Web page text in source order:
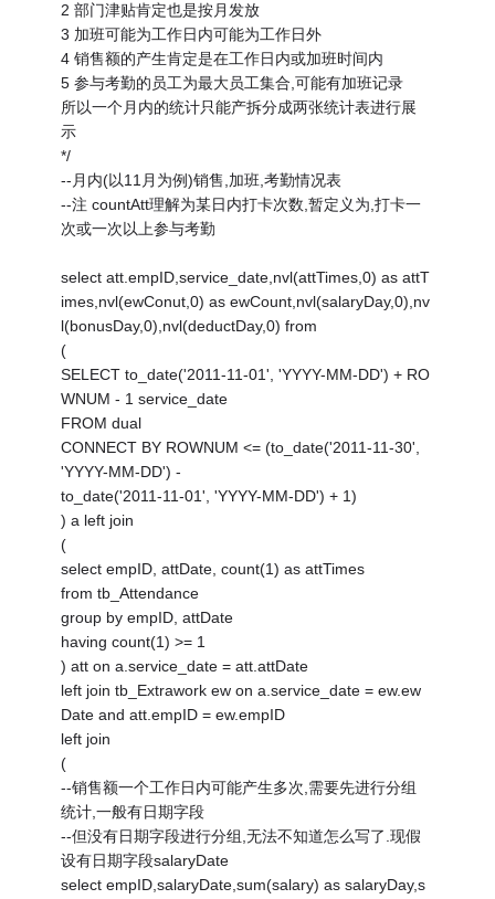
2 部门津贴肯定也是按月发放
3 加班可能为工作日内可能为工作日外
4 销售额的产生肯定是在工作日内或加班时间内
5 参与考勤的员工为最大员工集合,可能有加班记录
所以一个月内的统计只能产拆分成两张统计表进行展
示
*/
--月内(以11月为例)销售,加班,考勤情况表
--注 countAtt理解为某日内打卡次数,暂定义为,打卡一
次或一次以上参与考勤
select att.empID,service_date,nvl(attTimes,0) as attT
imes,nvl(ewConut,0) as ewCount,nvl(salaryDay,0),nv
l(bonusDay,0),nvl(deductDay,0) from
(
SELECT to_date('2011-11-01', 'YYYY-MM-DD') + RO
WNUM - 1 service_date
FROM dual
CONNECT BY ROWNUM <= (to_date('2011-11-30',
'YYYY-MM-DD') -
to_date('2011-11-01', 'YYYY-MM-DD') + 1)
) a left join
(
select empID, attDate, count(1) as attTimes
from tb_Attendance
group by empID, attDate
having count(1) >= 1
) att on a.service_date = att.attDate
left join tb_Extrawork ew on a.service_date = ew.ew
Date and att.empID = ew.empID
left join
(
--销售额一个工作日内可能产生多次,需要先进行分组
统计,一般有日期字段
--但没有日期字段进行分组,无法不知道怎么写了.现假
设有日期字段salaryDate
select empID,salaryDate,sum(salary) as salaryDay,s